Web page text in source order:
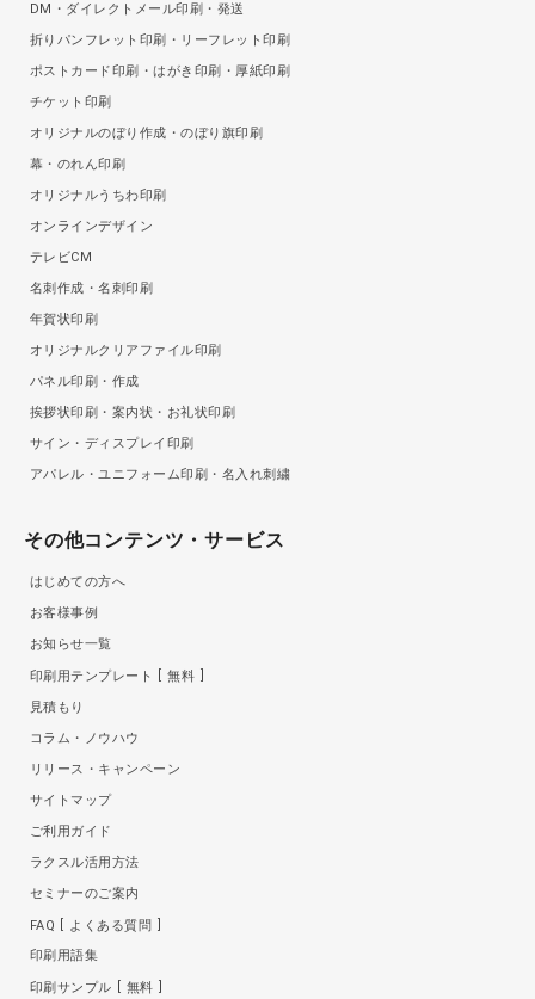
DM・ダイレクトメール印刷・発送
折りパンフレット印刷・リーフレット印刷
ポストカード印刷・はがき印刷・厚紙印刷
チケット印刷
オリジナルのぼり作成・のぼり旗印刷
幕・のれん印刷
オリジナルうちわ印刷
オンラインデザイン
テレビCM
名刺作成・名刺印刷
年賀状印刷
オリジナルクリアファイル印刷
パネル印刷・作成
挨拶状印刷・案内状・お礼状印刷
サイン・ディスプレイ印刷
アパレル・ユニフォーム印刷・名入れ刺繍
その他コンテンツ・サービス
はじめての方へ
お客様事例
お知らせ一覧
印刷用テンプレート
無料
見積もり
コラム・ノウハウ
リリース・キャンペーン
サイトマップ
ご利用ガイド
ラクスル活用方法
セミナーのご案内
FAQ
よくある質問
印刷用語集
印刷サンプル 無料